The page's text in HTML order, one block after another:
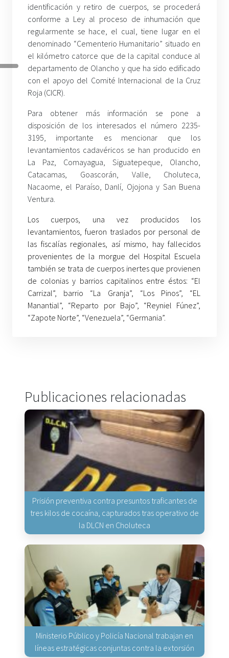
identificación y retiro de cuerpos, se procederá
conforme a Ley al proceso de inhumación que
regularmente se hace, el cual, tiene lugar en el
denominado “Cementerio Humanitario” situado en
el kilómetro catorce que de la capital conduce al
departamento de Olancho y que ha sido edificado
con el apoyo del Comité Internacional de la Cruz
Roja (CICR).
Para obtener más información se pone a
disposición de los interesados el número 2235-
3195, importante es mencionar que los
levantamientos cadavéricos se han producido en
La Paz, Comayagua, Siguatepeque, Olancho,
Catacamas, Goascorán, Valle, Choluteca,
Nacaome, el Paraíso, Danlí, Ojojona y San Buena
Ventura.
Los cuerpos, una vez producidos los
levantamientos, fueron traslados por personal de
las fiscalías regionales, así mismo, hay fallecidos
provenientes de la morgue del Hospital Escuela
también se trata de cuerpos inertes que provienen
de colonias y barrios capitalinos entre éstos: “El
Carrizal”, barrio “La Granja”, “Los Pinos”, “EL
Manantial”, “Reparto por Bajo”, “Reyniel Fúnez”,
“Zapote Norte”, “Venezuela”, “Germania”.
Publicaciones relacionadas
Prisión preventiva contra presuntos traficantes de
tres kilos de cocaína, capturados tras operativo de
la DLCN en Choluteca
Ministerio Público y Policía Nacional trabajan en
líneas estratégicas conjuntas contra la extorsión